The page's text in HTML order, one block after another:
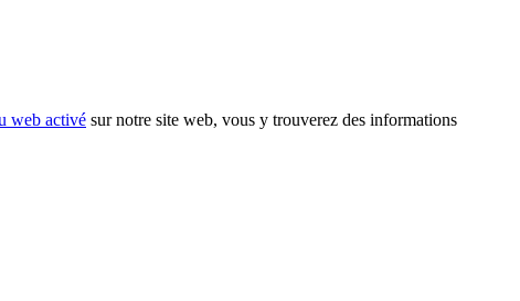
web activé sur notre site web, vous y trouverez des informations